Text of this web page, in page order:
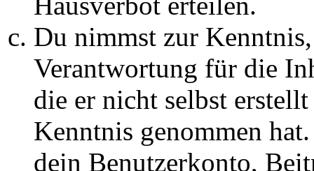
Du nimmst zur
Verantwortung für die
die er nicht selbst
Kenntnis genommen
dein Benutzerkonto,